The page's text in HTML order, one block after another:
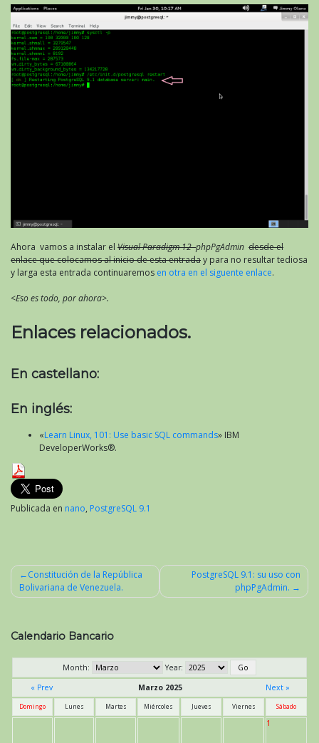
Ahora vamos a instalar el Visual Paradigm 12phpPgAdmin desde el
enlace que colocamos al inicio de esta entraday para no resultar tediosa
y larga esta entrada continuaremos en otra en el siguente enlace.
<Eso es todo, por ahora>.
Enlaces relacionados.
En castellano:
En inglés:
«Learn Linux, 101: Use basic SQL commands» IBM
DeveloperWorks®.
Publicada en nano, PostgreSQL 9.1
Navegación
entradas
Constitución de la República
Bolivariana de Venezuela.
PostgreSQL 9.1: su uso con
phpPgAdmin.
Calendario Bancario
Month:
Year:
« Prev
Marzo 2025 Next »
Domingo Lunes Martes Miércoles Jueves Viernes Sábado
1